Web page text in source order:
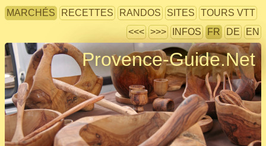
MARCHÉS RECETTES RANDOS SITES
TOURS VTT
<<< >>> INFOS FR DE EN
Provence-Guide.Net